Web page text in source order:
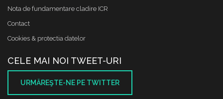
Nota de fundamentare cladire ICR
Contact
Cookies & protectia datelor
CELE MAI NOI TWEET-URI
URMĂREŞTE-NE PE TWITTER